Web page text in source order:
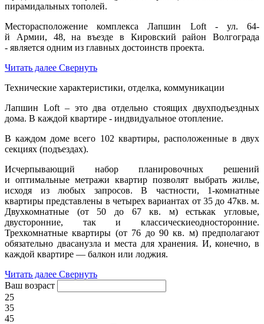
пирамидальных тополей.
Месторасположение комплекса Лапшин Loft - ул. 64-
й Армии, 48, на въезде в Кировский район Волгограда
- является одним из главных достоинств проекта.
Читать далее Свернуть
Технические характеристики, отделка, коммуникации
Лапшин Loft – это два отдельно стоящих двухподъездных
дома. В каждой квартире - индвидуальное отопление.
В каждом доме всего 102 квартиры, расположенные в двух
секциях (подъездах).
Исчерпывающий набор планировочных решений
и оптимальные метражи квартир позволят выбрать жилье,
исходя из любых запросов. В частности, 1-комнатные
квартиры представлены в четырех вариантах от 35 до 47кв. м.
Двухкомнатные (от 50 до 67 кв. м) естькак угловые,
двусторонние, так и классическиеодносторонние.
Трехкомнатные квартиры (от 76 до 90 кв. м) предполагают
обязательно двасанузла и места для хранения. И, конечно, в
каждой квартире — балкон или лоджия.
Читать далее Свернуть
Ваш возраст
25
35
45